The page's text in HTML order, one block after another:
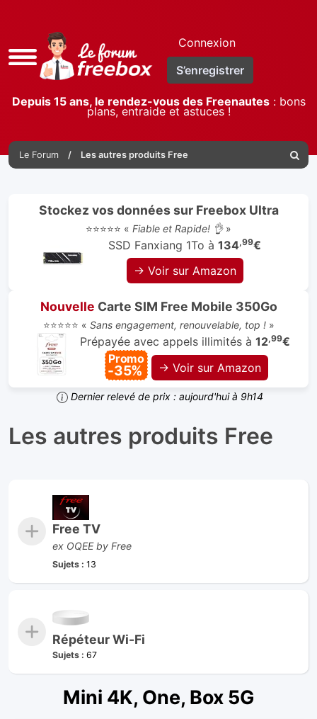
Accès
rapide
Connexion
S’enregistrer
Depuis 15 ans, le rendez-vous des Freenautes: bons
plans, entraide et astuces !
Le Forum Les autres produits Free
Stockez vos données sur Freebox Ultra
⭐⭐⭐⭐⭐ « Fiable et Rapide! 👌»
SSD Fanxiang 1To à 134,99€
→ Voir sur Amazon
Nouvelle Carte SIM Free Mobile 350Go
⭐⭐⭐⭐⭐ « Sans engagement, renouvelable, top !»
Prépayée avec appels illimités à 12,99€
Promo
-35% → Voir sur Amazon
Dernier relevé de prix : aujourd'hui à 9h14
Les autres produits Free
Free TV
ex OQEE by Free
Sujets : 13
Répéteur Wi-Fi
Sujets : 67
Mini 4K, One, Box 5G